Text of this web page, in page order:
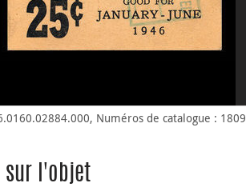
Numéros de catalogue : 1809
sur l'objet